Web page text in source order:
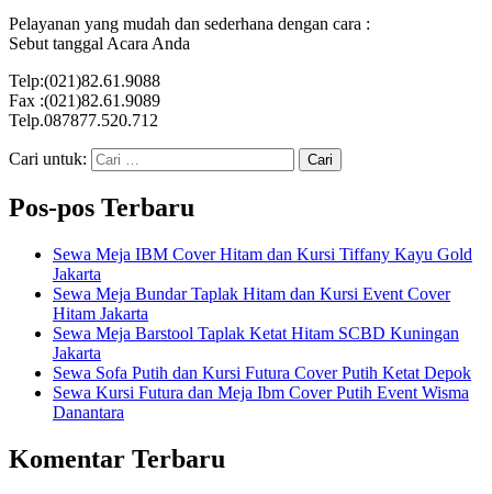
Pelayanan yang mudah dan sederhana dengan cara :
Sebut tanggal Acara Anda
Telp:(021)82.61.9088
Fax :(021)82.61.9089
Telp.087877.520.712
Cari untuk:
Pos-pos Terbaru
Sewa Meja IBM Cover Hitam dan Kursi Tiffany Kayu Gold
Jakarta
Sewa Meja Bundar Taplak Hitam dan Kursi Event Cover
Hitam Jakarta
Sewa Meja Barstool Taplak Ketat Hitam SCBD Kuningan
Jakarta
Sewa Sofa Putih dan Kursi Futura Cover Putih Ketat Depok
Sewa Kursi Futura dan Meja Ibm Cover Putih Event Wisma
Danantara
Komentar Terbaru